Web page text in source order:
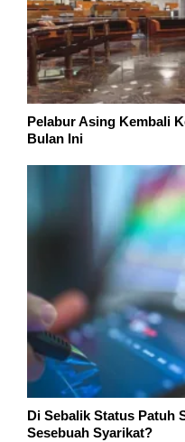
Pelabur Asing Kembali
Bulan Ini
Di Sebalik Status Patuh
Sesebuah Syarikat?